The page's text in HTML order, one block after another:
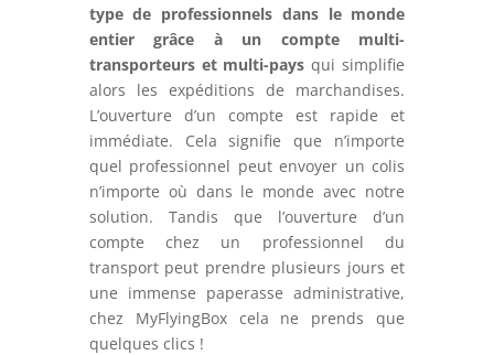
type de professionnels dans le monde
entier grâce à un compte multi-
transporteurs et multi-pays qui simplifie
alors les expéditions de marchandises.
L’ouverture d’un compte est rapide et
immédiate. Cela signifie que n’importe
quel professionnel peut envoyer un colis
n’importe où dans le monde avec notre
solution. Tandis que l’ouverture d’un
compte chez un professionnel du
transport peut prendre plusieurs jours et
une immense paperasse administrative,
chez MyFlyingBox cela ne prends que
quelques clics !